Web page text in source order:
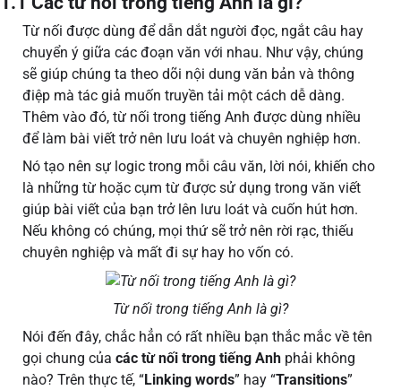
Từ nối được dùng để dẫn dắt người đọc, ngắt câu hay
chuyển ý giữa các đoạn văn với nhau. Như vậy, chúng
sẽ giúp chúng ta theo dõi nội dung văn bản và thông
điệp mà tác giả muốn truyền tải một cách dễ dàng.
Thêm vào đó, từ nối trong tiếng Anh được dùng nhiều
để làm bài viết trở nên lưu loát và chuyên nghiệp hơn.
Nó tạo nên sự logic trong mỗi câu văn, lời nói, khiến cho
là những từ hoặc cụm từ được sử dụng trong văn viết
giúp bài viết của bạn trở lên lưu loát và cuốn hút hơn.
Nếu không có chúng, mọi thứ sẽ trở nên rời rạc, thiếu
chuyên nghiệp và mất đi sự hay ho vốn có.
Từ nối trong tiếng Anh là gì?
Nói đến đây, chắc hẳn có rất nhiều bạn thắc mắc về tên
gọi chung của các từ nối trong tiếng Anh phải không
nào? Trên thực tế, “Linking words” hay “Transitions”